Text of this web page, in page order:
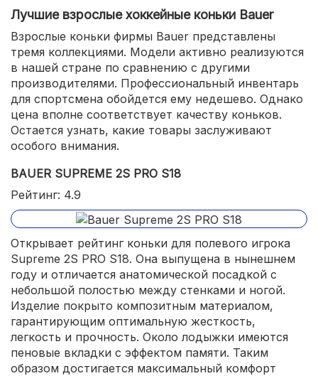
Лучшие взрослые хоккейные коньки Bauer
Взрослые коньки фирмы Bauer представлены
тремя коллекциями. Модели активно реализуются
в нашей стране по сравнению с другими
производителями. Профессиональный инвентарь
для спортсмена обойдется ему недешево. Однако
цена вполне соответствует качеству коньков.
Остается узнать, какие товары заслуживают
особого внимания.
BAUER SUPREME 2S PRO S18
Рейтинг: 4.9
Открывает рейтинг коньки для полевого игрока
Supreme 2S PRO S18. Она выпущена в нынешнем
году и отличается анатомической посадкой с
небольшой полостью между стенками и ногой.
Изделие покрыто композитным материалом,
гарантирующим оптимальную жесткость,
легкость и прочность. Около лодыжки имеются
пеновые вкладки с эффектом памяти. Таким
образом достигается максимальный комфорт